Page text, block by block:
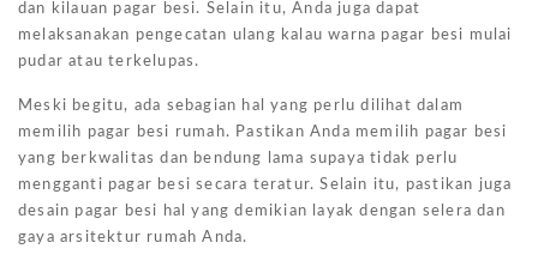
dan kilauan pagar besi. Selain itu, Anda juga dapat
melaksanakan pengecatan ulang kalau warna pagar besi mulai
pudar atau terkelupas.
Meski begitu, ada sebagian hal yang perlu dilihat dalam
memilih pagar besi rumah. Pastikan Anda memilih pagar besi
yang berkwalitas dan bendung lama supaya tidak perlu
mengganti pagar besi secara teratur. Selain itu, pastikan juga
desain pagar besi hal yang demikian layak dengan selera dan
gaya arsitektur rumah Anda.